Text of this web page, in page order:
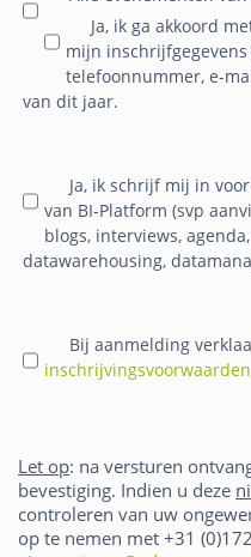
Ja, ik ga akkoord
mijn
telefoonnummer, e-
van dit jaar.
Ja, ik schrijf mij in
van BI-Platform (svp
blogs, interviews,
datawarehousing,
Bij aanmelding
inschrijvingsvoorwaarden
Let op: na versturen
bevestiging. Indien u deze
controleren van uw
op te nemen met +31